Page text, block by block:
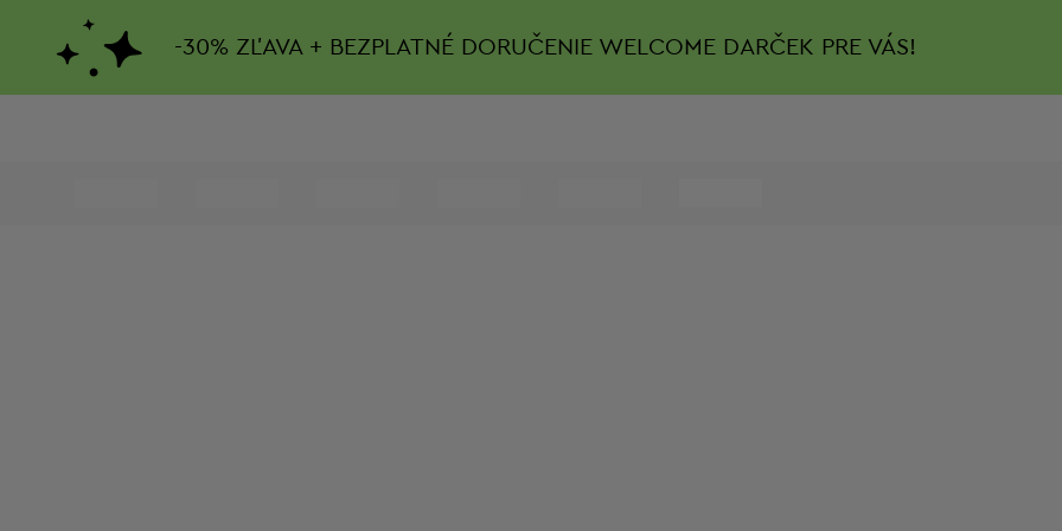
-30% ZĽAVA + BEZPLATNÉ DORUČENIE WELCOME DARČEK PRE VÁS!